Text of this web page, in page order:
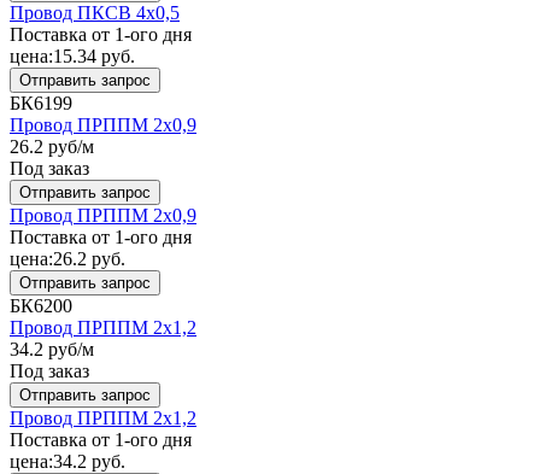
Провод ПКСВ 4x0,5
Поставка от 1-ого дня
цена:15.34 руб.
Отправить запрос
БК6199
Провод ПРППМ 2x0,9
26.2 руб/м
Под заказ
Отправить запрос
Провод ПРППМ 2x0,9
Поставка от 1-ого дня
цена:26.2 руб.
Отправить запрос
БК6200
Провод ПРППМ 2x1,2
34.2 руб/м
Под заказ
Отправить запрос
Провод ПРППМ 2x1,2
Поставка от 1-ого дня
цена:34.2 руб.